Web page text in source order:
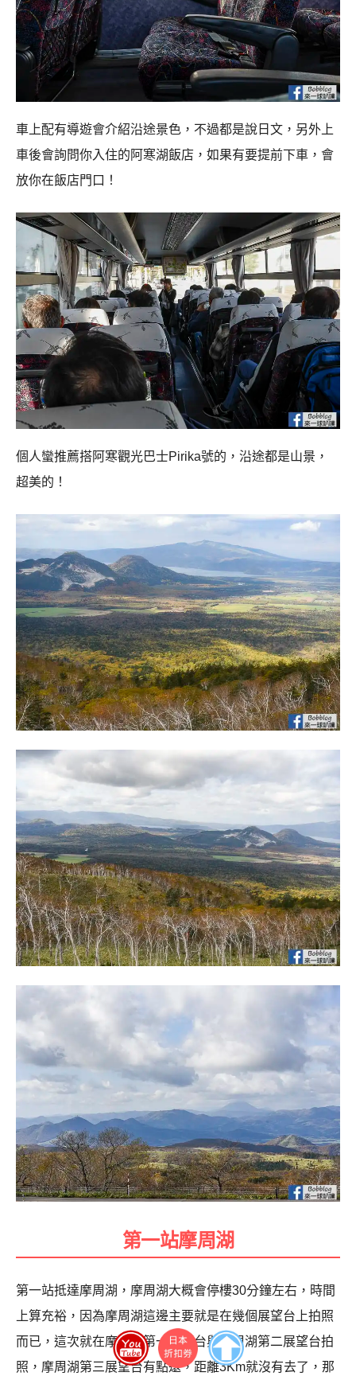
車上配有導遊會介紹沿途景色，不過都是說日文，另外上
車後會詢問你入住的阿寒湖飯店，如果有要提前下車，會
放你在飯店門口！
個人蠻推薦搭阿寒觀光巴士Pirika號的，沿途都是山景，
超美的！
第一站摩周湖
第一站抵達摩周湖，摩周湖大概會停樓30分鐘左右，時間
上算充裕，因為摩周湖這邊主要就是在幾個展望台上拍照
而已，這次就在摩周湖第一展望台與摩周湖第二展望台拍
照，摩周湖第三展望台有點遠，距離3Km就沒有去了，那